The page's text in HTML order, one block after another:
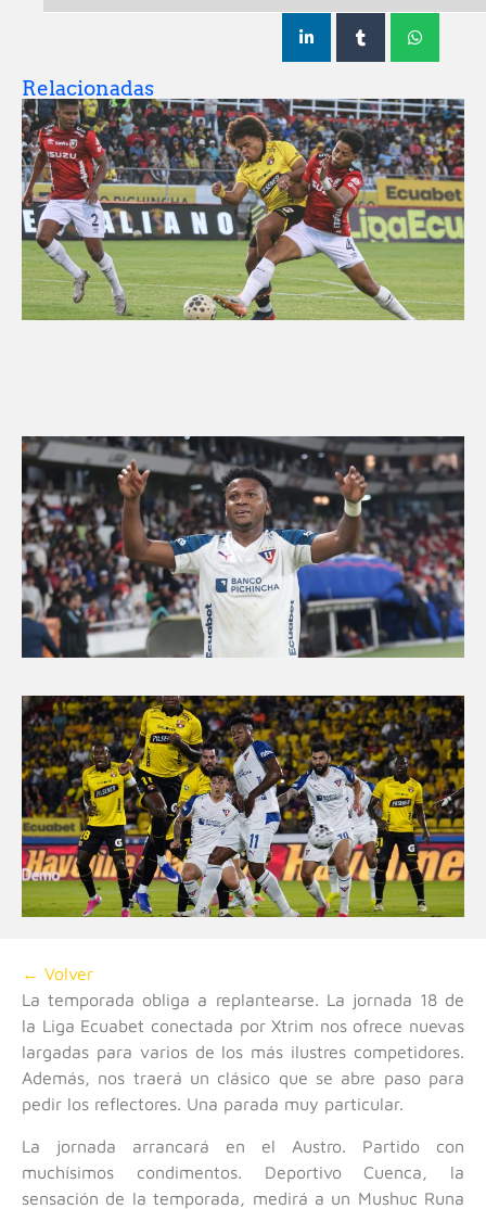
Relacionadas
← Volver
La temporada obliga a replantearse. La jornada 18 de
la Liga Ecuabet conectada por Xtrim nos ofrece nuevas
largadas para varios de los más ilustres competidores.
Además, nos traerá un clásico que se abre paso para
pedir los reflectores. Una parada muy particular.
La jornada arrancará en el Austro. Partido con
muchísimos condimentos. Deportivo Cuenca, la
sensación de la temporada, medirá a un Mushuc Runa